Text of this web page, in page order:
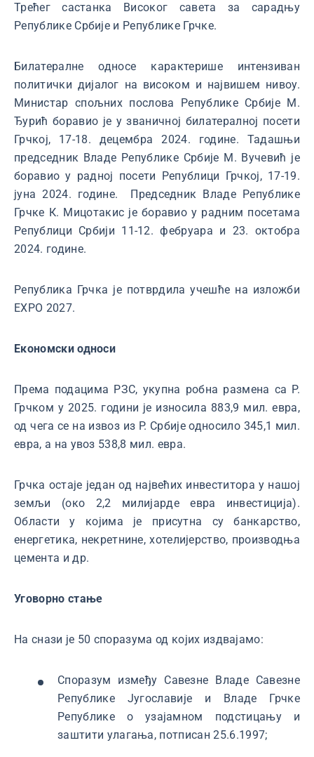
Трећег састанка Високог савета за сарадњу
Републике Србије и Републике Грчке.
Билатералне односе карактерише интензиван
политички дијалог на високом и највишем нивоу.
Министар спољних послова Републике Србије М.
Ђурић боравио је у званичној билатералној посети
Грчкој, 17-18. децембра 2024. године. Тадашњи
председник Владе Републике Србије М. Вучевић је
боравио у радној посети Републици Грчкој, 17-19.
јуна 2024. године. Председник Владе Републике
Грчке К. Мицотакис је боравио у радним посетама
Републици Србији 11-12. фебруара и 23. октобра
2024. године.
Република Грчка је потврдила учешће на изложби
EXPO 2027.
Економски односи
Према подацима РЗС, укупна робна размена са Р.
Грчком у 2025. години је износила 883,9 мил. евра,
од чега се на извоз из Р. Србије односило 345,1 мил.
евра, а на увоз 538,8 мил. евра.
Грчка остаје један од највећих инвеститора у нашој
земљи (око 2,2 милијарде евра инвестиција).
Области у којима је присутна су банкарство,
енергетика, некретнине, хотелијерство, производња
цемента и др.
Уговорно стање
На снази је 50 споразума од којих издвајамо:
Споразум између Савезне Владе Савезне
Републике Југославије и Владе Грчке
Републике о узајамном подстицању и
заштити улагања, потписан 25.6.1997;